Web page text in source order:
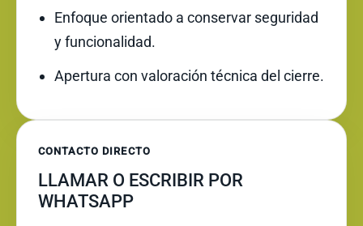
Enfoque orientado a conservar seguridad
y funcionalidad.
Apertura con valoración técnica del cierre.
CONTACTO DIRECTO
LLAMAR O ESCRIBIR POR
WHATSAPP